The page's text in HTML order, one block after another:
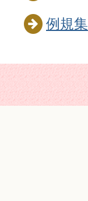
例規集